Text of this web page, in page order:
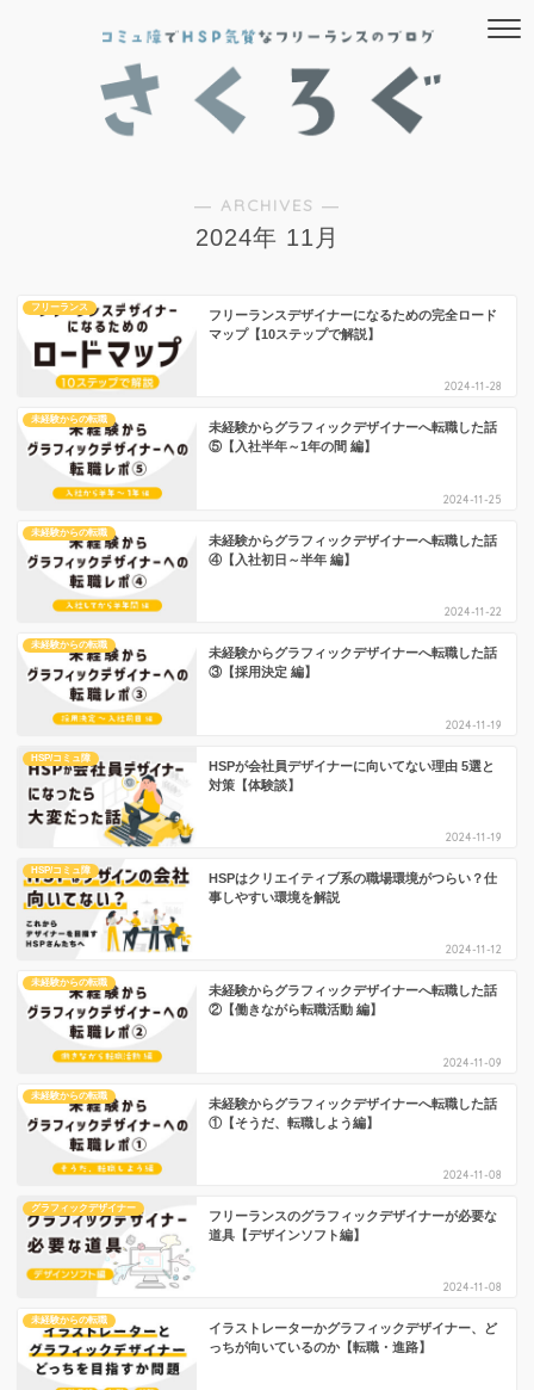
― ARCHIVES ―
2024年 11月
フリーランス
フリーランスデザイナーになるための完全ロード
マップ【10ステップで解説】
2024-11-28
未経験からの転職
未経験からグラフィックデザイナーへ転職した話
⑤【入社半年～1年の間 編】
2024-11-25
未経験からの転職
未経験からグラフィックデザイナーへ転職した話
④【入社初日～半年 編】
2024-11-22
未経験からの転職
未経験からグラフィックデザイナーへ転職した話
③【採用決定 編】
2024-11-19
HSP/コミュ障
HSPが会社員デザイナーに向いてない理由 5選と
対策【体験談】
2024-11-19
HSP/コミュ障
HSPはクリエイティブ系の職場環境がつらい？仕
事しやすい環境を解説
2024-11-12
未経験からの転職
未経験からグラフィックデザイナーへ転職した話
②【働きながら転職活動 編】
2024-11-09
未経験からの転職
未経験からグラフィックデザイナーへ転職した話
①【そうだ、転職しよう編】
2024-11-08
グラフィックデザイナー
フリーランスのグラフィックデザイナーが必要な
道具【デザインソフト編】
2024-11-08
未経験からの転職
イラストレーターかグラフィックデザイナー、ど
っちが向いているのか【転職・進路】